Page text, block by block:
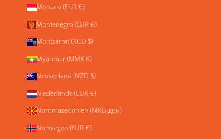
Monaco (EUR €)
Montenegro (EUR €)
Montserrat (XCD $)
Myanmar (MMK K)
Neuseeland (NZD $)
Niederlande (EUR €)
Nordmazedonien (MKD ден)
Norwegen (EUR €)